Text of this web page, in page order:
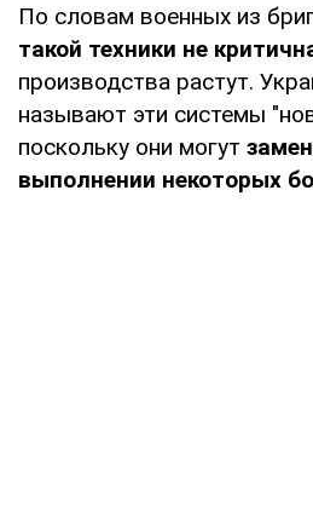
По словам военных из
такой техники не
производства растут.
называют эти системы
поскольку они могут
выполнении некоторых